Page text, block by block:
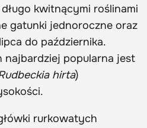
kwitnącymi roślinami
gatunki jednoroczne oraz
do października.
popularna jest
hirta)
rurkowatych